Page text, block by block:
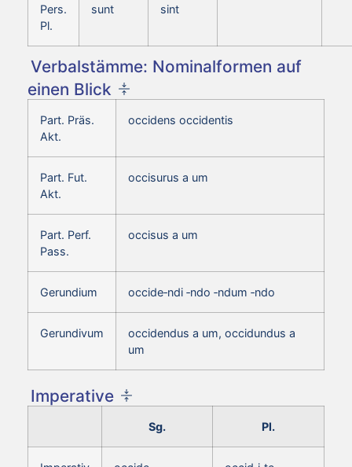
Pers.
Pl.
sunt
sint
Verbalstämme: Nominalformen auf
einen Blick
Part. Präs.
Akt.
occidens occidentis
Part. Fut.
Akt.
occisurus a um
Part. Perf.
Pass.
occisus a um
Gerundium occide‑ndi ‑ndo ‑ndum ‑ndo
Gerundivum
occidendus a um, occidundus a
um
Imperative
Sg. Pl.